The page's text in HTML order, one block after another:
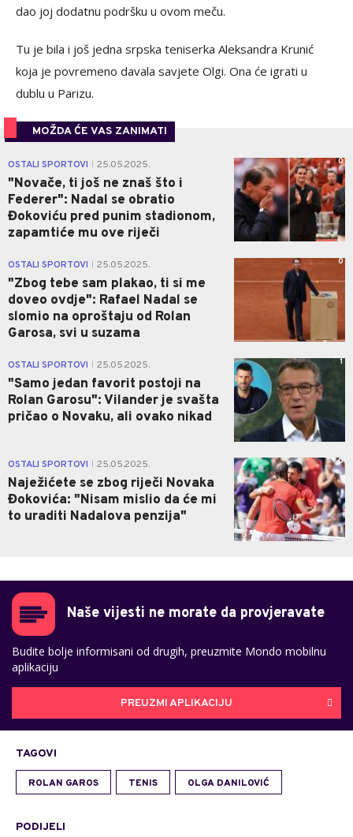
dao joj dodatnu podršku u ovom meču.
Tu je bila i još jedna srpska teniserka Aleksandra Krunić
koja je povremeno davala savjete Olgi. Ona će igrati u
dublu u Parizu.
MOŽDA ĆE VAS ZANIMATI
OSTALI SPORTOVI 25.05.2025.
"Novače, ti još ne znaš što i
Federer": Nadal se obratio
Đokoviću pred punim stadionom,
zapamtiće mu ove riječi
0
OSTALI SPORTOVI 25.05.2025.
"Zbog tebe sam plakao, ti si me
doveo ovdje": Rafael Nadal se
slomio na oproštaju od Rolan
Garosa, svi u suzama
0
OSTALI SPORTOVI 25.05.2025.
"Samo jedan favorit postoji na
Rolan Garosu": Vilander je svašta
pričao o Novaku, ali ovako nikad
1
OSTALI SPORTOVI 25.05.2025.
Naježićete se zbog riječi Novaka
Đokovića: "Nisam mislio da će mi
to uraditi Nadalova penzija"
0
Naše vijesti ne morate da provjeravate
Budite bolje informisani od drugih, preuzmite Mondo mobilnu
aplikaciju
PREUZMI APLIKACIJU
TAGOVI
ROLAN GAROS TENIS OLGA DANILOVIĆ
PODIJELI